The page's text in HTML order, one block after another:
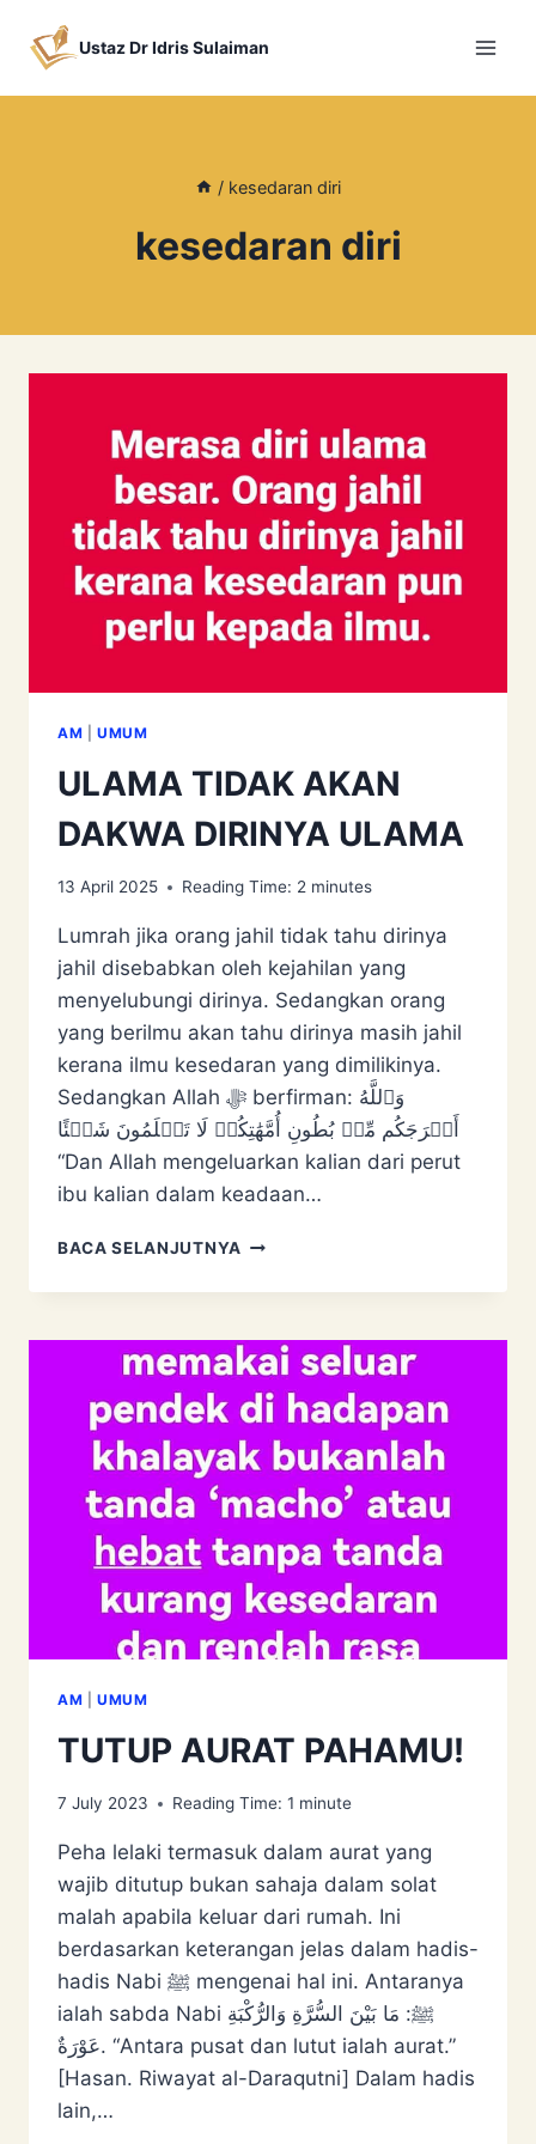
Ustaz Dr Idris Sulaiman
/ kesedaran diri
kesedaran diri
AM UMUM
ULAMA TIDAK AKAN
DAKWA DIRINYA ULAMA
13 April 2025 Reading Time: 2 minutes
Lumrah jika orang jahil tidak tahu dirinya
jahil disebabkan oleh kejahilan yang
menyelubungi dirinya. Sedangkan orang
yang berilmu akan tahu dirinya masih jahil
kerana ilmu kesedaran yang dimilikinya.
Sedangkan Allah ﷻ berfirman: وَٱللَّهُ
أَخۡرَجَكُم مِّنۢ بُطُونِ أُمَّهَٰتِكُمۡ لَا تَعۡلَمُونَ شَيۡئًا
“Dan Allah mengeluarkan kalian dari perut
ibu kalian dalam keadaan…
BACA SELANJUTNYA ULAMA
AKAN
DIRINYA
ULAMA
AM UMUM
TUTUP AURAT PAHAMU!
7 July 2023 Reading Time: 1 minute
Peha lelaki termasuk dalam aurat yang
wajib ditutup bukan sahaja dalam solat
malah apabila keluar dari rumah. Ini
berdasarkan keterangan jelas dalam hadis-
hadis Nabi ﷺ mengenai hal ini. Antaranya
ialah sabda Nabi ﷺ: مَا ‌بَيْنَ ‌السُّرَّةِ ‌وَالرُّكْبَةِ
‌عَوْرَةٌ. “Antara pusat dan lutut ialah aurat.”
[Hasan. Riwayat al-Daraqutni] Dalam hadis
lain,…